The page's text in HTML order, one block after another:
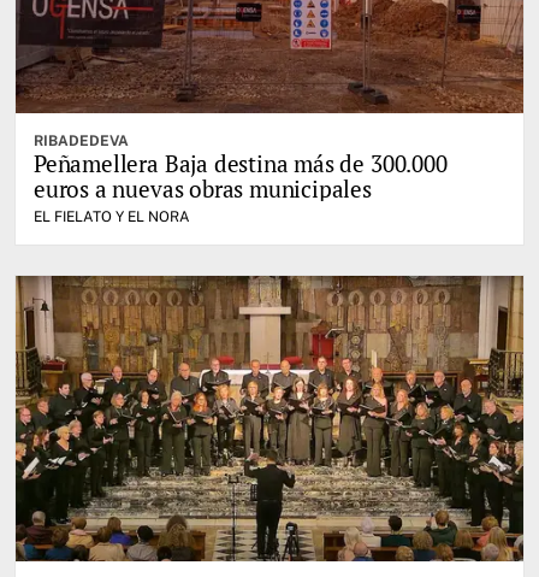
RIBADEDEVA
Peñamellera Baja destina más de 300.000
euros a nuevas obras municipales
EL FIELATO Y EL NORA